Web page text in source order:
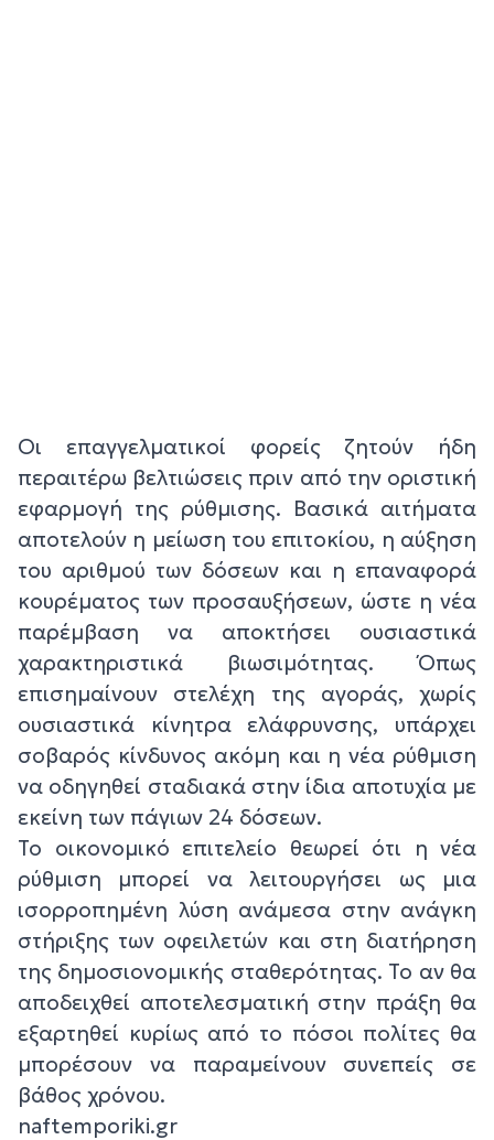
Οι επαγγελματικοί φορείς ζητούν ήδη
περαιτέρω βελτιώσεις πριν από την οριστική
εφαρμογή της ρύθμισης. Βασικά αιτήματα
αποτελούν η μείωση του επιτοκίου, η αύξηση
του αριθμού των δόσεων και η επαναφορά
κουρέματος των προσαυξήσεων, ώστε η νέα
παρέμβαση να αποκτήσει ουσιαστικά
χαρακτηριστικά βιωσιμότητας. Όπως
επισημαίνουν στελέχη της αγοράς, χωρίς
ουσιαστικά κίνητρα ελάφρυνσης, υπάρχει
σοβαρός κίνδυνος ακόμη και η νέα ρύθμιση
να οδηγηθεί σταδιακά στην ίδια αποτυχία με
εκείνη των πάγιων 24 δόσεων.
Το οικονομικό επιτελείο θεωρεί ότι η νέα
ρύθμιση μπορεί να λειτουργήσει ως μια
ισορροπημένη λύση ανάμεσα στην ανάγκη
στήριξης των οφειλετών και στη διατήρηση
της δημοσιονομικής σταθερότητας. Το αν θα
αποδειχθεί αποτελεσματική στην πράξη θα
εξαρτηθεί κυρίως από το πόσοι πολίτες θα
μπορέσουν να παραμείνουν συνεπείς σε
βάθος χρόνου.
naftemporiki.gr